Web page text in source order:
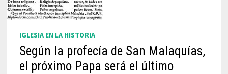
IGLESIA EN LA HISTORIA
Según la profecía de San Malaquías,
el próximo Papa será el último